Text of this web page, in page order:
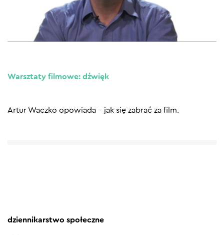
Warsztaty filmowe: dźwięk
Artur Waczko opowiada – jak się zabrać za film.
dziennikarstwo społeczne